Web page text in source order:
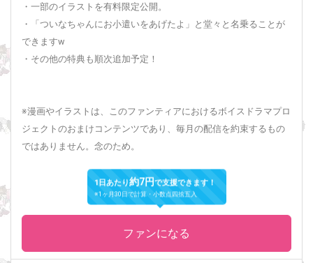
・一部のイラストを有料限定公開。
・「ついなちゃんにお小遣いをあげたよ」と堂々と名乗ることが
できますw
・その他の特典も順次追加予定！
※漫画やイラストは、このファンティアにおけるボイスドラマプロ
ジェクトのおまけコンテンツであり、毎月の配信を約束するもの
ではありません。念のため。
1日あたり約7円で支援できます！
※1ヶ月30日で計算・小数点四捨五入
ファンになる